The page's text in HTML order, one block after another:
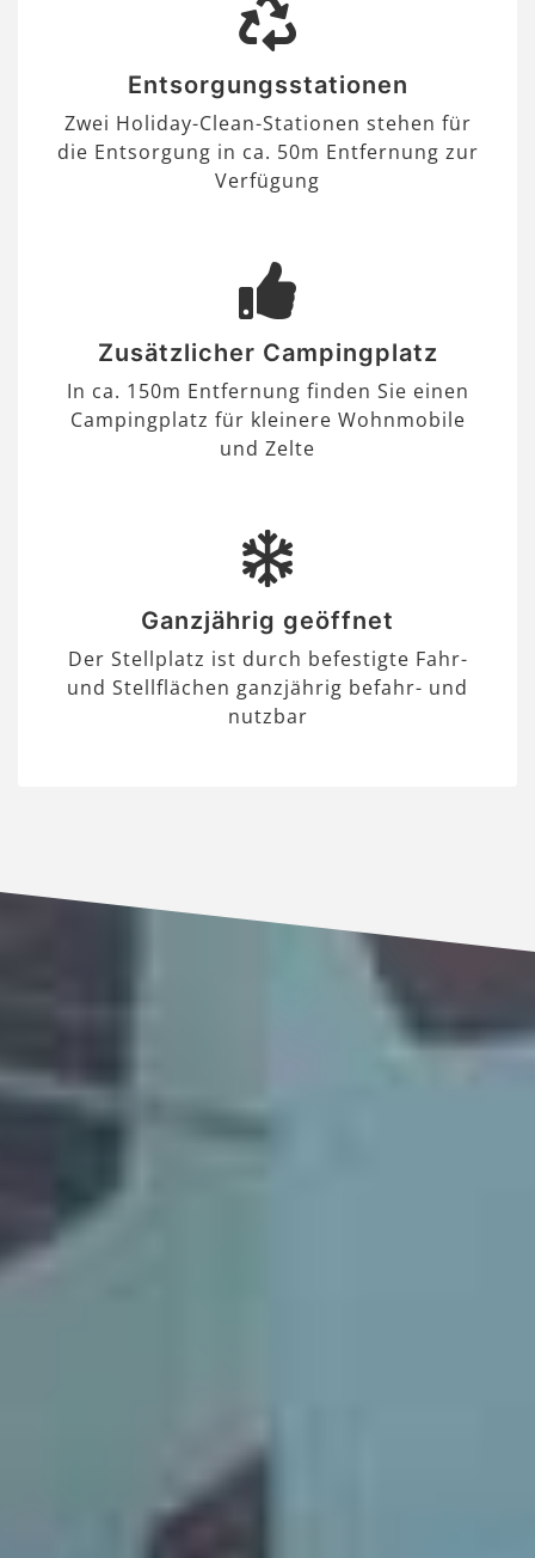
Entsorgungsstationen
Zwei Holiday-Clean-Stationen stehen für
die Entsorgung in ca. 50m Entfernung zur
Verfügung
Zusätzlicher Campingplatz
In ca. 150m Entfernung finden Sie einen
Campingplatz für kleinere Wohnmobile
und Zelte
Ganzjährig geöffnet
Der Stellplatz ist durch befestigte Fahr-
und Stellflächen ganzjährig befahr- und
nutzbar